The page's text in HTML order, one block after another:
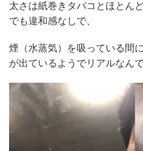
太さは紙巻きタバコとほとん
でも違和感なしで、
煙（水蒸気）を吸っている間
が出ているようでリアルなんで